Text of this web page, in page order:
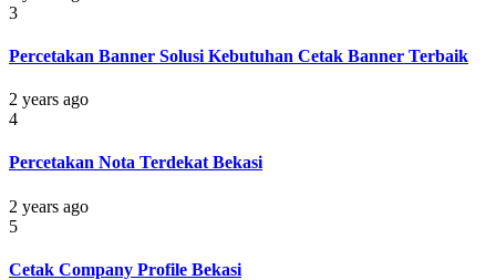
3
Percetakan Banner Solusi Kebutuhan Cetak Banner Terbaik
2 years ago
4
Percetakan Nota Terdekat Bekasi
2 years ago
5
Cetak Company Profile Bekasi